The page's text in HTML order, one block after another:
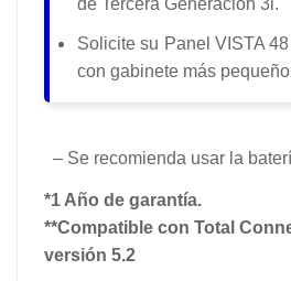
de Tercera Generación 3i.
Solicite su Panel VISTA 48
con gabinete más
– Se recomienda usar la
*1 Año de garantía.
**Compatible con Total
versión 5.2